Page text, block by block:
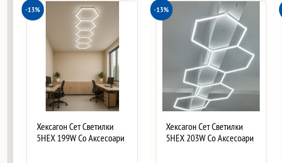
-13%
Хексагон Сет Светилки
5HEX 199W Со Аксесоари
-13%
Хексагон Сет Светилки
5HEX 203W Со Аксесоари